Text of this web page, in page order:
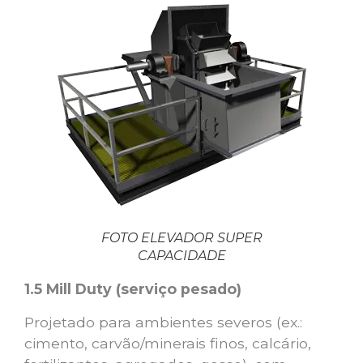
FOTO ELEVADOR SUPER
CAPACIDADE
1.5 Mill Duty (serviço pesado)
Projetado para ambientes severos (ex.:
cimento, carvão/minerais finos, calcário,